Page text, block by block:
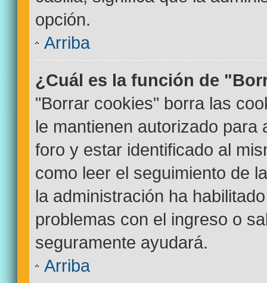
opción.
Arriba
¿Cuál es la función de
"Borrar cookies" borra las
le mantienen autorizado
foro y estar identificado al
como leer el seguimiento de
la administración ha
problemas con el ingreso o
seguramente ayudará.
Arriba